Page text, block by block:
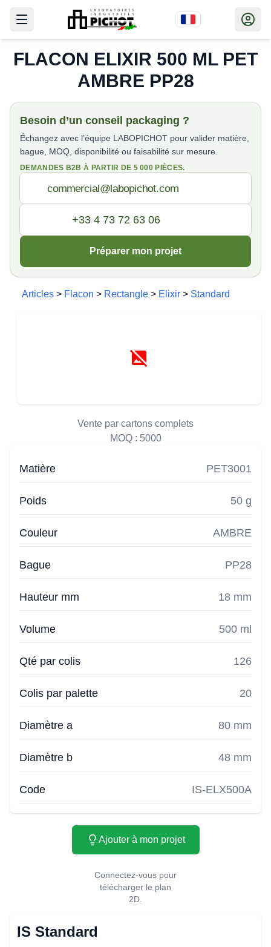
FLACON ELIXIR 500 ML PET
AMBRE PP28
Besoin d’un conseil packaging ?
Échangez avec l’équipe LABOPICHOT pour valider matière,
bague, MOQ, disponibilité ou faisabilité sur mesure.
DEMANDES B2B À PARTIR DE 5 000 PIÈCES.
Préparer mon projet
Articles > Flacon > Rectangle > Elixir > Standard
Vente par cartons complets
MOQ : 5000
Matière PET3001
Poids 50 g
Couleur AMBRE
Bague PP28
Hauteur mm 18 mm
Volume 500 ml
Qté par colis 126
Colis par palette 20
Diamètre a 80 mm
Diamètre b 48 mm
Code IS-ELX500A
Ajouter à mon projet
Connectez-vous pour
télécharger le plan
2D.
IS Standard